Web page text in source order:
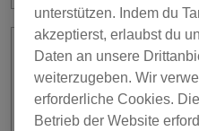
Wenn ich einen
starte, welche
dann in rekordbox
verwenden?
unterstützen. Indem du
akzeptierst, erlaubst du
Daten an unsere
weiterzugeben. Wir
erforderliche Cookies.
Betrieb der Website